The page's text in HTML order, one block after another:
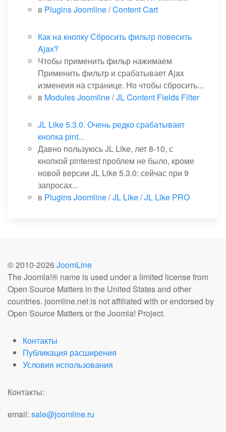
в Plugins Joomline/Content Cart
Как на кнопку Сбросить фильтр повесить
Ajax?
Чтобы применить фильр нажимаем
Применить фильтр и срабатывает Ajax
изменеия на странице. Но чтобы сбросить...
в Modules Joomline/JL Content Fields Filter
JL Like 5.3.0. Очень редко срабатывает
кнопка pint...
Давно пользуюсь JL Like, лет 8-10, с
кнопкой pinterest проблем не было, кроме
новой версии JL Like 5.3.0: сейчас при 9
запросах...
в Plugins Joomline/JL Like / JL Like PRO
© 2010-2026 JoomLine
The Joomla!® name is used under a limited license from
Open Source Matters in the United States and other
countries. joomline.net is not affiliated with or endorsed by
Open Source Matters or the Joomla! Project.
Контакты
Публикация расширения
Условия использования
Контакты:
email: sale@joomline.ru